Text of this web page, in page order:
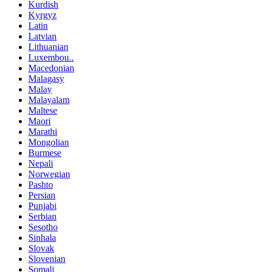
Kurdish
Kyrgyz
Latin
Latvian
Lithuanian
Luxembou..
Macedonian
Malagasy
Malay
Malayalam
Maltese
Maori
Marathi
Mongolian
Burmese
Nepali
Norwegian
Pashto
Persian
Punjabi
Serbian
Sesotho
Sinhala
Slovak
Slovenian
Somali